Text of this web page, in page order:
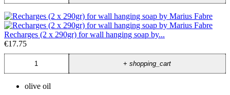
Recharges (2 x 290gr) for wall hanging soap by...
€17.75
+shopping_cart
olive oil